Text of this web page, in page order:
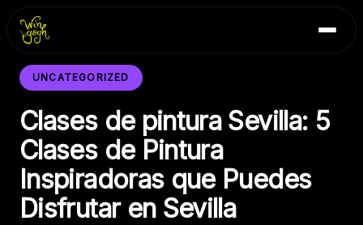
Inicio
Blog
Contacto
UNCATEGORIZED
Clases de pintura Sevilla: 5
Clases de Pintura
Inspiradoras que Puedes
Disfrutar en Sevilla